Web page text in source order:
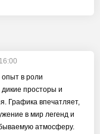
опыт в роли
просторы и
Графика впечатляет,
в мир легенд и
атмосферу.